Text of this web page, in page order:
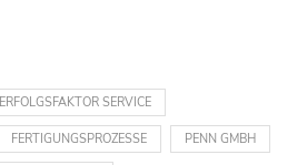
ERFOLGSFAKTOR SERVICE
FERTIGUNGSPROZESSE PENN GMBH